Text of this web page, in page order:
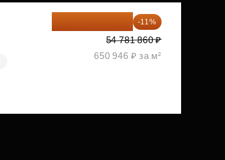
-11%
54 781 860 ₽
650 946 ₽ за м²